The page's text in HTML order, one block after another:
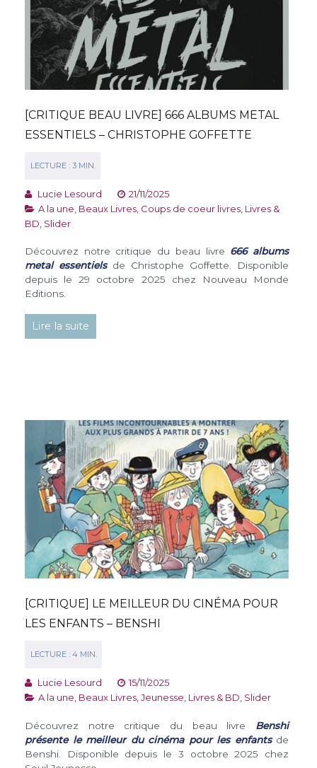
[CRITIQUE BEAU LIVRE] 666 ALBUMS METAL
ESSENTIELS – CHRISTOPHE GOFFETTE
Lucie Lesourd
21/11/2025
A la une Beaux Livres Coups de coeur livres Livres &
BD Slider
Découvrez notre critique du beau livre 666 albums
metal essentielsde Christophe Goffette. Disponible
depuis le 29 octobre 2025 chez Nouveau Monde
Editions.
Lire la suite
[CRITIQUE] LE MEILLEUR DU CINÉMA POUR
LES ENFANTS – BENSHI
Lucie Lesourd
15/11/2025
A la une Beaux Livres Jeunesse Livres & BD Slider
Découvrez notre critique du beau livre Benshi
présente le meilleur du cinéma pour les enfantsde
Benshi. Disponible depuis le 3 octobre 2025 chez